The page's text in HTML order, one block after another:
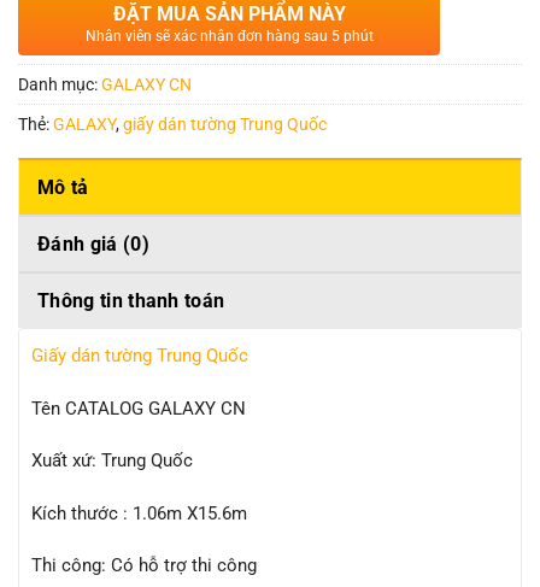
ĐẶT MUA SẢN PHẨM NÀY
Nhân viên sẽ xác nhận đơn hàng sau 5 phút
Danh mục:GALAXY CN
Thẻ:GALAXY,giấy dán tường Trung Quốc
Mô tả
Đánh giá (0)
Thông tin thanh toán
Giấy dán tường Trung Quốc
Tên CATALOG GALAXY CN
Xuất xứ: Trung Quốc
Kích thước : 1.06m X15.6m
Thi công: Có hỗ trợ thi công